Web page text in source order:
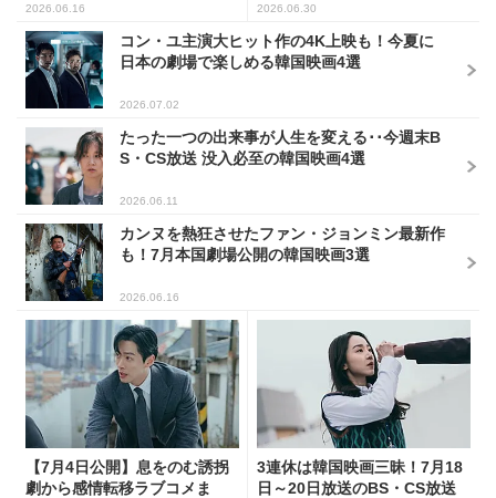
2026.06.16 2026.06.30
コン・ユ主演大ヒット作の4K上映も！今夏に
日本の劇場で楽しめる韓国映画4選
2026.07.02
たった一つの出来事が人生を変える･･今週末B
S・CS放送 没入必至の韓国映画4選
2026.06.11
カンヌを熱狂させたファン・ジョンミン最新作
も！7月本国劇場公開の韓国映画3選
2026.06.16
【7月4日公開】息をのむ誘拐
劇から感情転移ラブコメま
3連休は韓国映画三昧！7月18
日～20日放送のBS・CS放送